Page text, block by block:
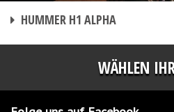
HUMMER H1 ALPHA
WÄHLEN